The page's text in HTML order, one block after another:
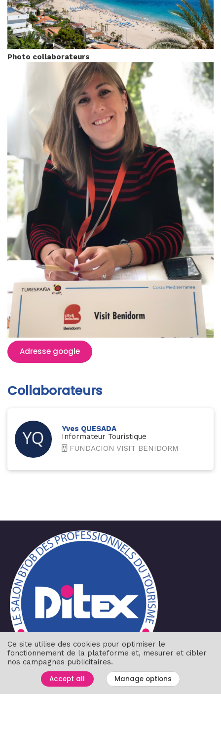
Photo collaborateurs
Adresse google
Collaborateurs
Yves QUESADA
Informateur Touristique
FUNDACION VISIT BENIDORM
Navigation
Accueil
Ce site utilise des cookies pour optimiser le
fonctionnement de la plateforme et, mesurer et cibler
nos campagnes publicitaires.
Accept all Manage options